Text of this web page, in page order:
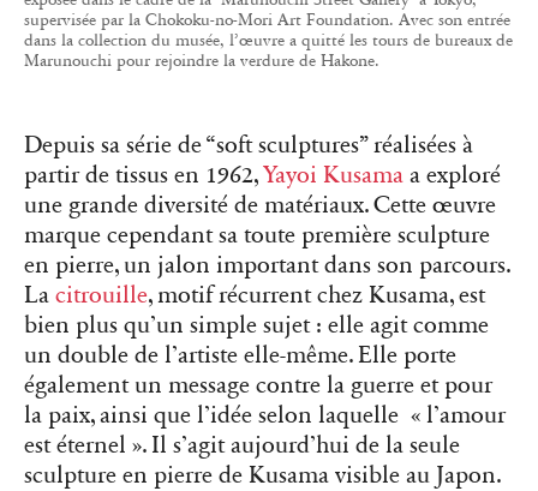
supervisée par la Chokoku-no-Mori Art Foundation. Avec son entrée
dans la collection du musée, l’œuvre a quitté les tours de bureaux de
Marunouchi pour rejoindre la verdure de Hakone.
Depuis sa série de “soft sculptures” réalisées à
partir de tissus en 1962,Yayoi Kusama a exploré
une grande diversité de matériaux. Cette œuvre
marque cependant sa toute première sculpture
en pierre, un jalon important dans son parcours.
La citrouille, motif récurrent chez Kusama, est
bien plus qu’un simple sujet : elle agit comme
un double de l’artiste elle-même. Elle porte
également un message contre la guerre et pour
la paix, ainsi que l’idée selon laquelle « l’amour
est éternel ». Il s’agit aujourd’hui de la seule
sculpture en pierre de Kusama visible au Japon.